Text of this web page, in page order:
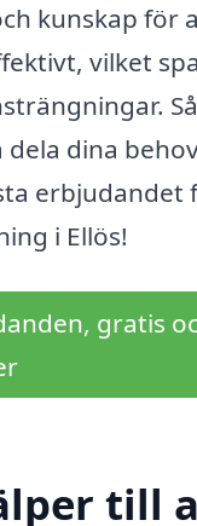
kunskap för
vilket
dela dina
erbjudandet
i Ellös!
gratis
till